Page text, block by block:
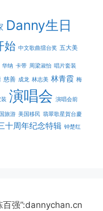
Danny生日
始 中文歌曲擂台奖 五大美
华纳 卡带 周梁淑怡 唱片套装
慈善 成龙 林志美 林青霞 梅
演唱会 演唱会前
旅游 美国移民 翡翠歌星賀台慶
十周年纪念特辑 钟楚红
百强”:dannychan.cn